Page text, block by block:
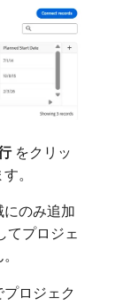
​をクリッ
。
のみ追加
てプロジェ
プロジェク